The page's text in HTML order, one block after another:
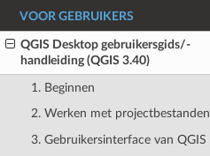
VOOR GEBRUIKERS
QGIS Desktop gebruikersgids/-
handleiding (QGIS 3.40)
1. Beginnen
2. Werken met projectbestanden
3. Gebruikersinterface van QGIS